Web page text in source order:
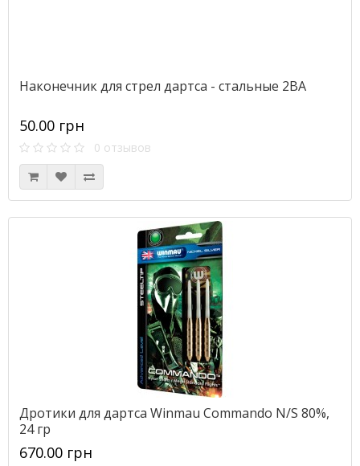
Наконечник для стрел дартса - стальные 2BA
50.00 грн
0 отзывов
Дротики для дартса Winmau Commando N/S 80%,
24 гр
670.00 грн